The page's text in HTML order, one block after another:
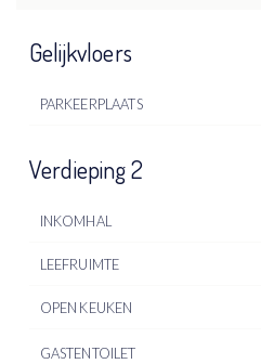
Gelijkvloers
PARKEERPLAATS
Verdieping 2
INKOMHAL
LEEFRUIMTE
OPEN KEUKEN
GASTENTOILET